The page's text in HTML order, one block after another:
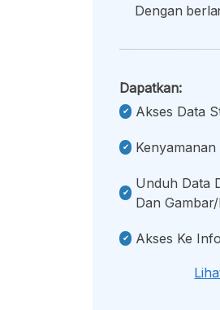
Dengan
Dapatkan:
Akses Data
Unduh Data
Dan
Akses Ke